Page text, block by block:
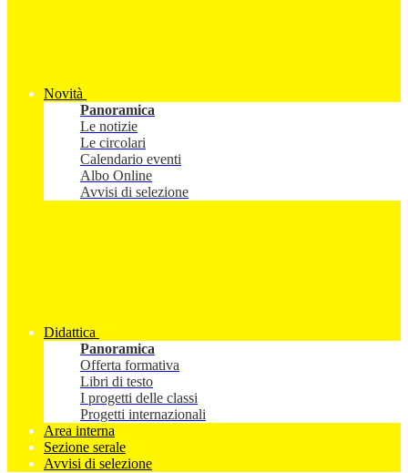
Novità
Panoramica
Le notizie
Le circolari
Calendario eventi
Albo Online
Avvisi di selezione
Didattica
Panoramica
Offerta formativa
Libri di testo
I progetti delle classi
Progetti internazionali
Area interna
Sezione serale
Avvisi di selezione